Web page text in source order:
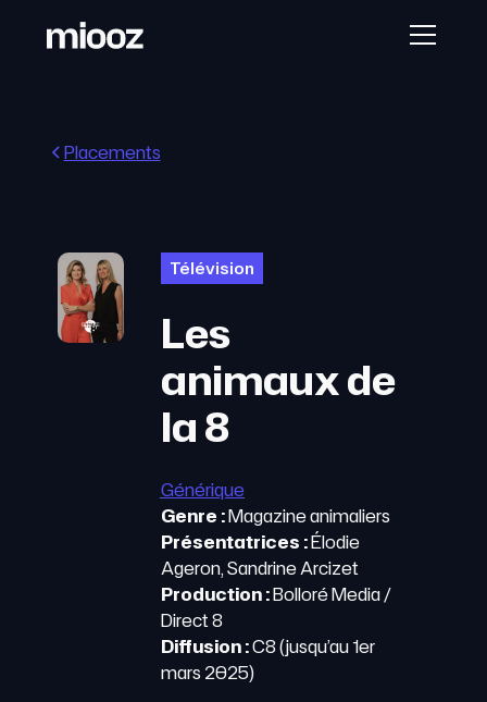
Placements
Télévision
Les
animaux de
la 8
Générique
Genre :Magazine animaliers
Présentatrices :Élodie
Ageron, Sandrine Arcizet
Production :Bolloré Media /
Direct 8
Diffusion :C8 (jusqu’au 1er
mars 2025)